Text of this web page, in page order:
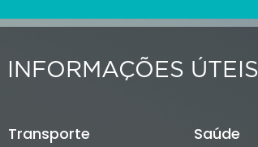
INFORMAÇÕES ÚTEIS
Transporte Saúde